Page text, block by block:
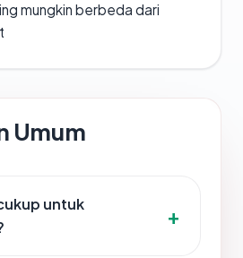
mungkin berbeda dari
Umum
untuk